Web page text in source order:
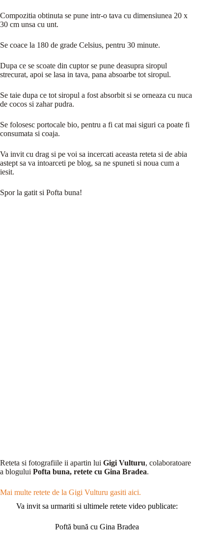
Compozitia obtinuta se pune intr-o tava cu dimensiunea 20 x
30 cm unsa cu unt.
Se coace la 180 de grade Celsius, pentru 30 minute.
Dupa ce se scoate din cuptor se pune deasupra siropul
strecurat, apoi se lasa in tava, pana absoarbe tot siropul.
Se taie dupa ce tot siropul a fost absorbit si se orneaza cu nuca
de cocos si zahar pudra.
Se folosesc portocale bio, pentru a fi cat mai siguri ca poate fi
consumata si coaja.
Va invit cu drag si pe voi sa incercati aceasta reteta si de abia
astept sa va intoarceti pe blog, sa ne spuneti si noua cum a
iesit.
Spor la gatit si Pofta buna!
Reteta si fotografiile ii apartin lui Gigi Vulturu, colaboratoare
a blogului Pofta buna, retete cu Gina Bradea.
Mai multe retete de la Gigi Vulturu gasiti aici.
Va invit sa urmariti si ultimele retete video publicate:
Poftă bună cu Gina Bradea